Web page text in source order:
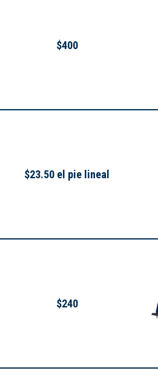
$400
$23.50 el pie lineal
$240